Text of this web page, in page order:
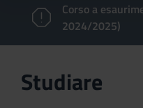
Corso a
2024/2025)
Studiare